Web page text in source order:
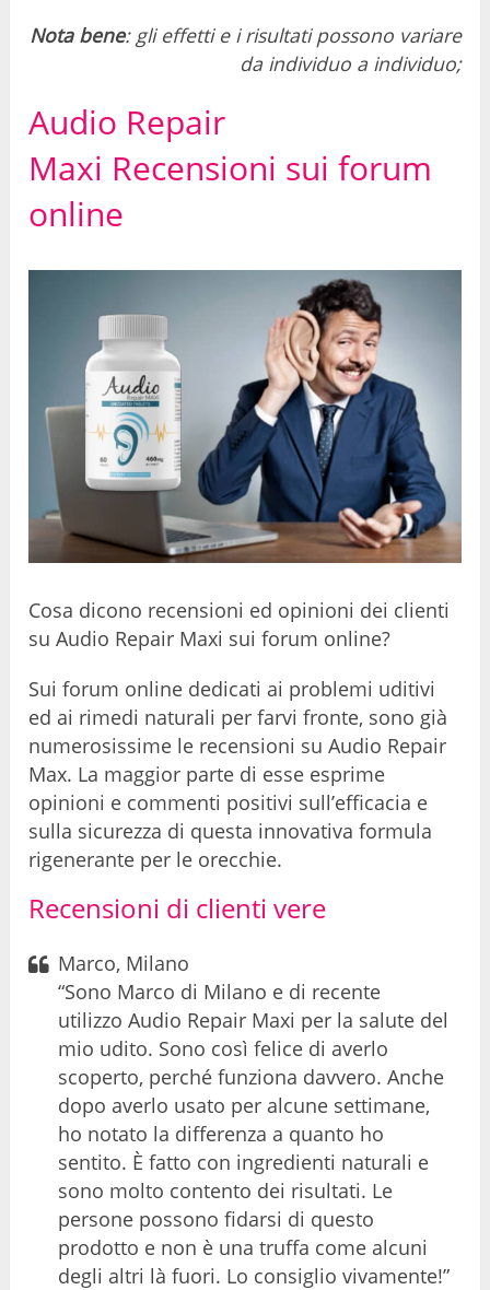
Nota bene: gli effetti e i risultati possono variare
da individuo a individuo;
Audio Repair
Maxi Recensioni sui forum
online
Cosa dicono recensioni ed opinioni dei clienti
su Audio Repair Maxi sui forum online?
Sui forum online dedicati ai problemi uditivi
ed ai rimedi naturali per farvi fronte, sono già
numerosissime le recensioni su Audio Repair
Max. La maggior parte di esse esprime
opinioni e commenti positivi sull’efficacia e
sulla sicurezza di questa innovativa formula
rigenerante per le orecchie.
Recensioni di clienti vere
Marco, Milano
“Sono Marco di Milano e di recente
utilizzo Audio Repair Maxi per la salute del
mio udito. Sono così felice di averlo
scoperto, perché funziona davvero. Anche
dopo averlo usato per alcune settimane,
ho notato la differenza a quanto ho
sentito. È fatto con ingredienti naturali e
sono molto contento dei risultati. Le
persone possono fidarsi di questo
prodotto e non è una truffa come alcuni
degli altri là fuori. Lo consiglio vivamente!”